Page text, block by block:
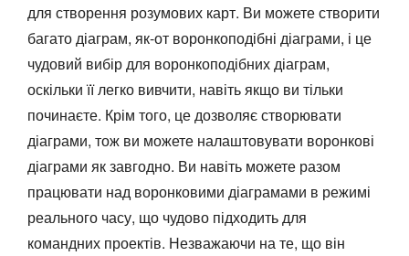
для створення розумових карт. Ви можете створити
багато діаграм, як-от воронкоподібні діаграми, і це
чудовий вибір для воронкоподібних діаграм,
оскільки її легко вивчити, навіть якщо ви тільки
починаєте. Крім того, це дозволяє створювати
діаграми, тож ви можете налаштовувати воронкові
діаграми як завгодно. Ви навіть можете разом
працювати над воронковими діаграмами в режимі
реального часу, що чудово підходить для
командних проектів. Незважаючи на те, що він